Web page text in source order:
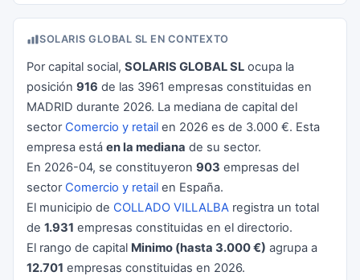
SOLARIS GLOBAL SL EN CONTEXTO
Por capital social, SOLARIS GLOBAL SL ocupa la
posición 916 de las 3961 empresas constituidas en
MADRID durante 2026. La mediana de capital del
sector Comercio y retail en 2026 es de 3.000 €. Esta
empresa está en la mediana de su sector.
En 2026-04, se constituyeron 903 empresas del
sector Comercio y retail en España.
El municipio de COLLADO VILLALBA registra un total
de 1.931 empresas constituidas en el directorio.
El rango de capital Minimo (hasta 3.000 €) agrupa a
12.701 empresas constituidas en 2026.